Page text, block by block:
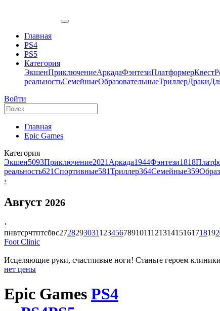
Главная
PS4
PS5
Категория
ЭкшенПриключениеАркадаФэнтезиПлатформерКвест
реальностьСемейныеОбразовательныеТриллерДраки
Войти
Главная
Epic Games
Категория
Экшен5093Приключение2021 Аркада1944Фэнтези1818
реальность621Спортивные581Триллер364Семейные359
‹
Август 2026
›
пнвтсрчтптсбвс27282930311 2345678910111213141516171819
Foot Clinic
Исцеляющие руки, счастливые ноги! Станьте героем
нет цены
Epic Games PS4